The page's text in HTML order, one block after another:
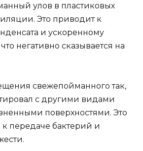
улов в пластиковых
Это приводит к
и ускоренному
негативно сказывается на
свежепойманного так,
с другими видами
поверхностями. Это
передаче бактерий и